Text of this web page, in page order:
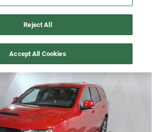
Reject All
Accept All Cookies